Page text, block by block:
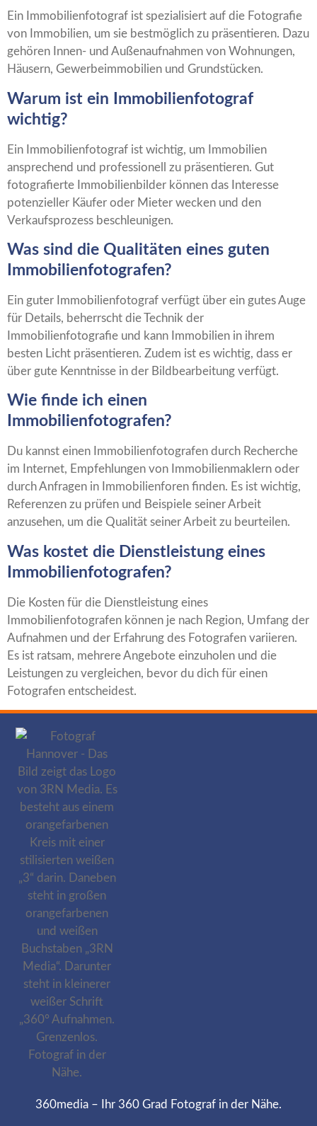
Ein Immobilienfotograf ist spezialisiert auf die Fotografie
von Immobilien, um sie bestmöglich zu präsentieren. Dazu
gehören Innen- und Außenaufnahmen von Wohnungen,
Häusern, Gewerbeimmobilien und Grundstücken.
Warum ist ein Immobilienfotograf
wichtig?
Ein Immobilienfotograf ist wichtig, um Immobilien
ansprechend und professionell zu präsentieren. Gut
fotografierte Immobilienbilder können das Interesse
potenzieller Käufer oder Mieter wecken und den
Verkaufsprozess beschleunigen.
Was sind die Qualitäten eines guten
Immobilienfotografen?
Ein guter Immobilienfotograf verfügt über ein gutes Auge
für Details, beherrscht die Technik der
Immobilienfotografie und kann Immobilien in ihrem
besten Licht präsentieren. Zudem ist es wichtig, dass er
über gute Kenntnisse in der Bildbearbeitung verfügt.
Wie finde ich einen
Immobilienfotografen?
Du kannst einen Immobilienfotografen durch Recherche
im Internet, Empfehlungen von Immobilienmaklern oder
durch Anfragen in Immobilienforen finden. Es ist wichtig,
Referenzen zu prüfen und Beispiele seiner Arbeit
anzusehen, um die Qualität seiner Arbeit zu beurteilen.
Was kostet die Dienstleistung eines
Immobilienfotografen?
Die Kosten für die Dienstleistung eines
Immobilienfotografen können je nach Region, Umfang der
Aufnahmen und der Erfahrung des Fotografen variieren.
Es ist ratsam, mehrere Angebote einzuholen und die
Leistungen zu vergleichen, bevor du dich für einen
Fotografen entscheidest.
360media – Ihr 360 Grad Fotograf in der Nähe.